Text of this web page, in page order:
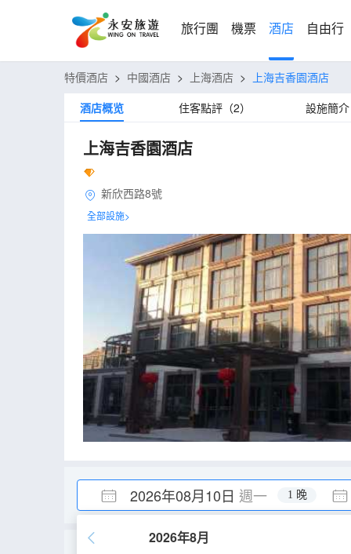
旅行團 機票 酒店 自由行
特價酒店 > 中國酒店 > 上海酒店 >
上海吉香園酒店
酒店概览
住客點評（2） 設施簡介
上海吉香園酒店
新欣西路8號
全部設施>
2026年08月10日 週一 1 晚
2026年8月